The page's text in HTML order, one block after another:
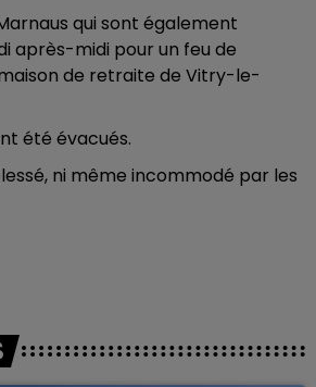
qui sont également
après-midi pour un feu de
de retraite de Vitry-le-
été évacués.
ni même incommodé par les